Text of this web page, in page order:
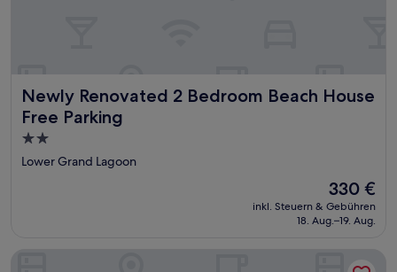
Newly Renovated 2 Bedroom Beach House
Free Parking
Newly Renovated 2 Bedroom Beach House Free Parking
2.0-
Sterne-
Lower Grand Lagoon
Der
Preis
beträgt
330 €
inkl. Steuern & Gebühren
18. Aug.–19. Aug.
Commodore Resort by Book That Condo